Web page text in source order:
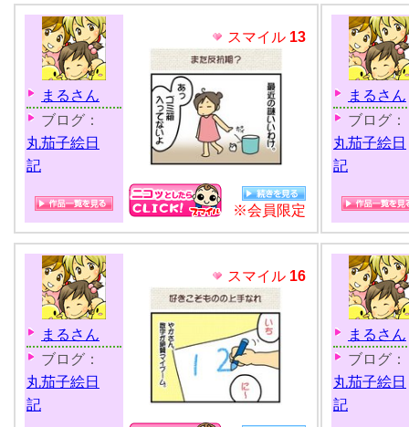
スマイル 13
まるさん
ブログ：
丸茄子絵日
記
※会員限定
まるさん
ブログ：
丸茄子絵日
記
スマイル 16
まるさん
ブログ：
丸茄子絵日
記
まるさん
ブログ：
丸茄子絵日
記